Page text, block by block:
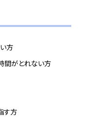
方
間がとれない方
す方